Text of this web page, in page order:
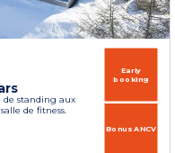
de standing aux
de fitness.
Early
booking
Bonus ANCV